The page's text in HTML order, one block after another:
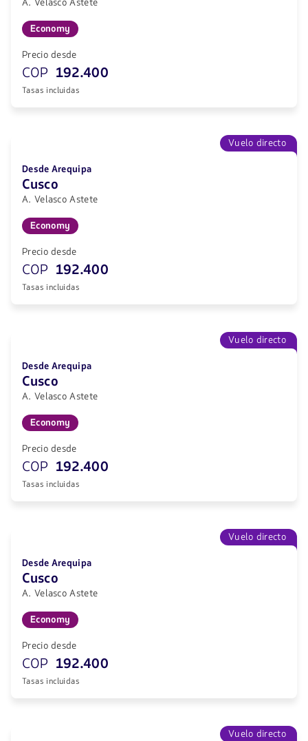
Economy
Precio desde
COP 192.400
Tasas incluidas
Vuelo directo
Desde Arequipa
Cusco
A. Velasco Astete
Economy
Precio desde
COP 192.400
Tasas incluidas
Vuelo directo
Desde Arequipa
Cusco
A. Velasco Astete
Economy
Precio desde
COP 192.400
Tasas incluidas
Vuelo directo
Desde Arequipa
Cusco
A. Velasco Astete
Economy
Precio desde
COP 192.400
Tasas incluidas
Vuelo directo